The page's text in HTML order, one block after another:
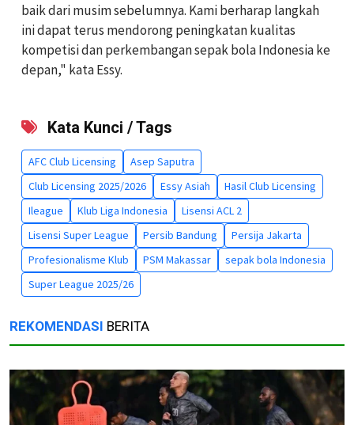
baik dari musim sebelumnya. Kami berharap langkah
ini dapat terus mendorong peningkatan kualitas
kompetisi dan perkembangan sepak bola Indonesia ke
depan," kata Essy.
Kata Kunci / Tags
AFC Club Licensing
Asep Saputra
Club Licensing 2025/2026
Essy Asiah
Hasil Club Licensing
Ileague
Klub Liga Indonesia
Lisensi ACL 2
Lisensi Super League
Persib Bandung
Persija Jakarta
Profesionalisme Klub
PSM Makassar
sepak bola Indonesia
Super League 2025/26
REKOMENDASI BERITA